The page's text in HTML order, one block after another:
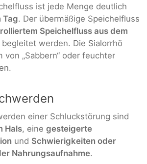
ist jede Menge deutlich
Tag. Der übermäßige Speichelfluss
Speichelfluss aus dem
begleitet werden. Die Sialorrhö
von „Sabbern“ oder feuchter
einer Schluckstörung sind
Hals, eine gesteigerte
und Schwierigkeiten oder
Nahrungsaufnahme.